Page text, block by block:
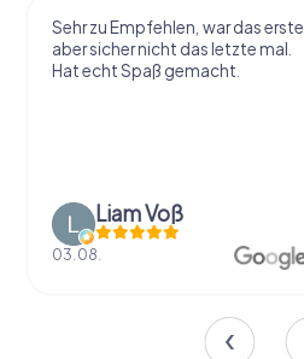
Sehr zu Empfehlen, war das erste
aber sicher nicht das letzte mal.
Hat echt Spaß gemacht.
Liam Voß
03.08.